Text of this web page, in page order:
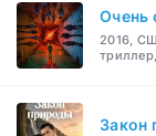
Очень
2016,
Закон